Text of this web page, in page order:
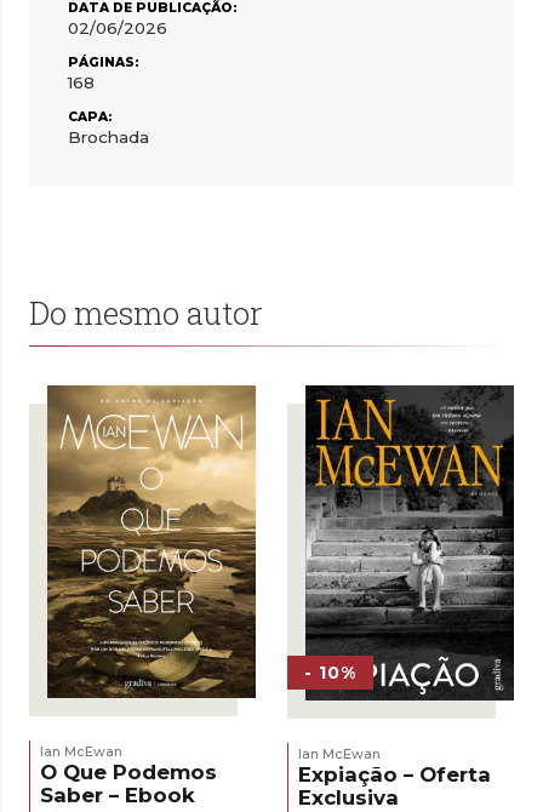
DATA DE PUBLICAÇÃO:
02/06/2026
PÁGINAS:
168
CAPA:
Brochada
Do mesmo autor
Ian McEwan
O Que Podemos
Saber – Ebook
- 10%
Ian McEwan
Expiação – Oferta
Exclusiva